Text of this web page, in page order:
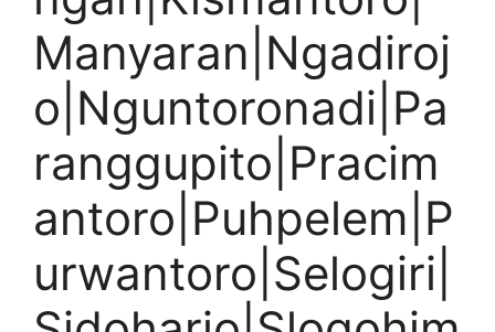
Manyaran|Ngadiroj
o|Nguntoronadi|Pa
ranggupito|Pracim
antoro|Puhpelem|P
urwantoro|Selogiri|